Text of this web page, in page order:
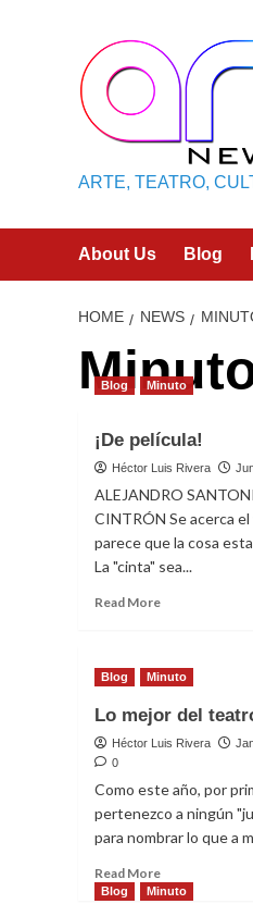
ARTE, TEATRO,
About Us Blog
HOME NEWS
Blog Minuto
¡De película!
Héctor Luis Rivera
ALEJANDRO
CINTRÓN Se acerca
parece que la cosa
La "cinta" sea...
Read MoreRead
película!
Blog Minuto
Lo mejor del
Héctor Luis Rivera
0
Como este año, por
pertenezco a ningún
para nombrar lo que a
Read MoreRead
more
Blog Minuto